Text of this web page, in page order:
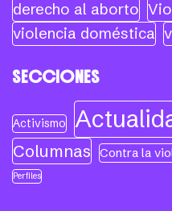
derecho al aborto
violencia doméstica
SECCIONES
Activismo
Columnas Contra la
Perfiles